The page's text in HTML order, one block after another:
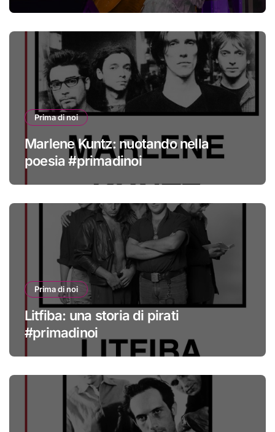
Prima di noi
Marlene Kuntz: nuotando nella
poesia #primadinoi
Prima di noi
Litfiba: una storia di pirati
#primadinoi